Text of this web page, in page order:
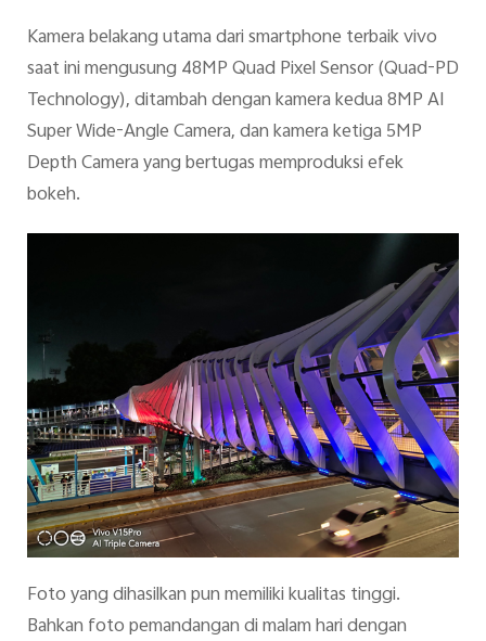
Kamera belakang utama dari smartphone terbaik vivo
saat ini mengusung 48MP Quad Pixel Sensor (Quad-PD
Technology), ditambah dengan kamera kedua 8MP AI
Super Wide-Angle Camera, dan kamera ketiga 5MP
Depth Camera yang bertugas memproduksi efek
bokeh.
Foto yang dihasilkan pun memiliki kualitas tinggi.
Bahkan foto pemandangan di malam hari dengan